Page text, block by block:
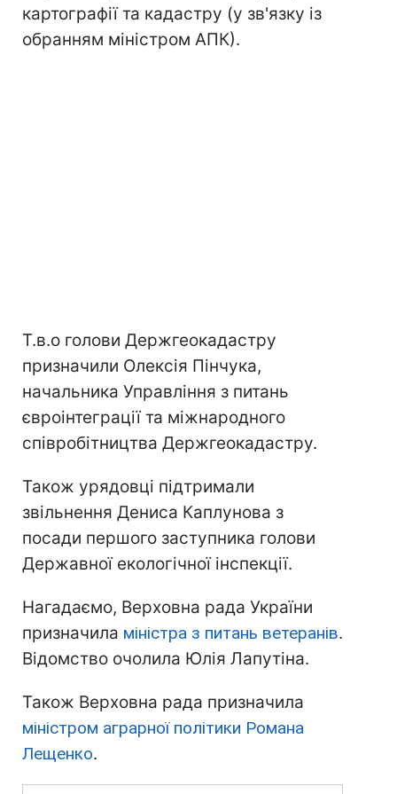
картографії та кадастру (у зв'язку із
обранням міністром АПК).
Т.в.о голови Держгеокадастру
призначили Олексія Пінчука,
начальника Управління з питань
євроінтеграції та міжнародного
співробітництва Держгеокадастру.
Також урядовці підтримали
звільнення Дениса Каплунова з
посади першого заступника голови
Державної екологічної інспекції.
Нагадаємо, Верховна рада України
призначила міністра з питань ветеранів.
Відомство очолила Юлія Лапутіна.
Також Верховна рада призначила
міністром аграрної політики Романа
Лещенко.